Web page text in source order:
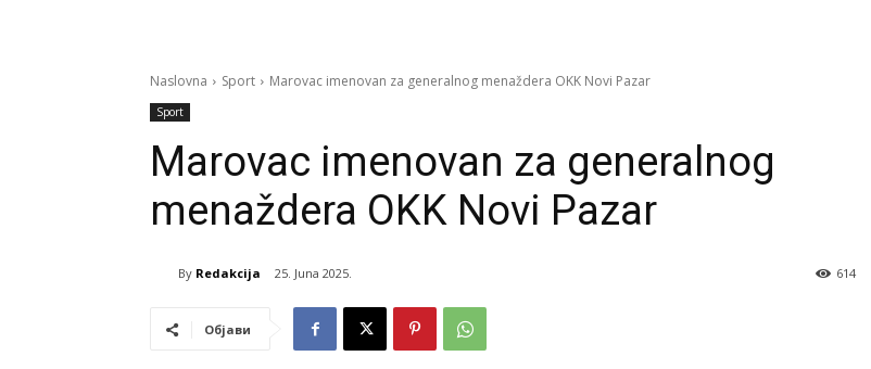
Naslovna Sport Marovac imenovan za generalnog menaždera OKK Novi Pazar
Sport
Marovac imenovan za generalnog
menaždera OKK Novi Pazar
By Redakcija 25. Juna 2025. 614
Објави